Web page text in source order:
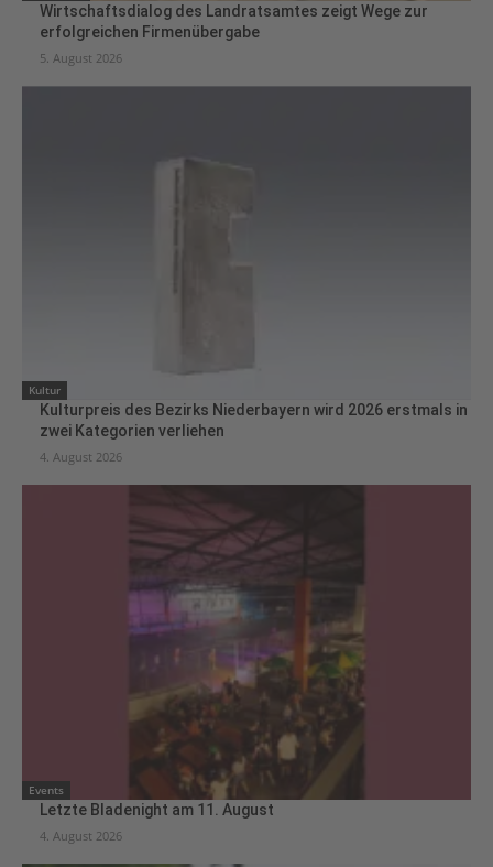
Wirtschaftsdialog des Landratsamtes zeigt Wege zur
erfolgreichen Firmenübergabe
5. August 2026
Kultur
Kulturpreis des Bezirks Niederbayern wird 2026 erstmals in
zwei Kategorien verliehen
4. August 2026
Events
Letzte Bladenight am 11. August
4. August 2026